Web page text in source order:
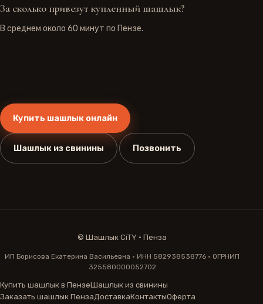
За сколько привезут купленный шашлык?
В среднем около 60 минут по Пензе.
Купить шашлык онлайн
Шашлык из свинины Позвонить
© Шашлык CiTY · Пенза
ИП Борисова Екатерина Васильевна · ИНН 582938538776 · ОГРНИП
325580000052702
Купить шашлык в ПензеШашлык из свинины
Заказать шашлык ПензаДоставкаКонтактыОферта